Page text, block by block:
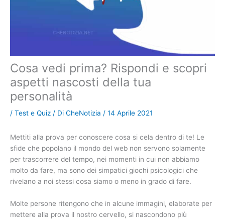
Cosa vedi prima? Rispondi e scopri
aspetti nascosti della tua
personalità
/ Test e Quiz / Di CheNotizia / 14 Aprile 2021
Mettiti alla prova per conoscere cosa si cela dentro di te! Le
sfide che popolano il mondo del web non servono solamente
per trascorrere del tempo, nei momenti in cui non abbiamo
molto da fare, ma sono dei simpatici giochi psicologici che
rivelano a noi stessi cosa siamo o meno in grado di fare.
Molte persone ritengono che in alcune immagini, elaborate per
mettere alla prova il nostro cervello, si nascondono più